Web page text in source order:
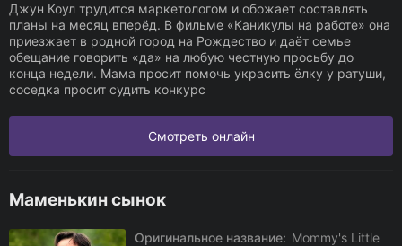
Джун Коул трудится маркетологом и обожает составлять
планы на месяц вперёд. В фильме «Каникулы на работе» она
приезжает в родной город на Рождество и даёт семье
обещание говорить «да» на любую честную просьбу до
конца недели. Мама просит помочь украсить ёлку у ратуши,
соседка просит судить конкурс
Смотреть онлайн
Маменькин сынок
Оригинальное название: Mommy's Little